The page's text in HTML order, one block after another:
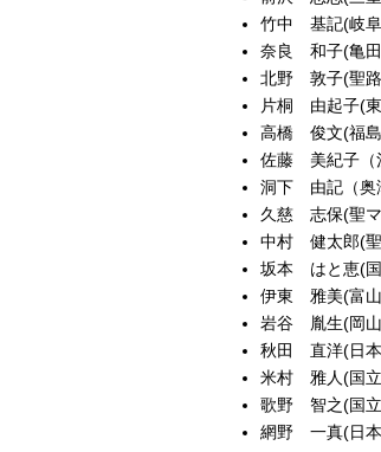
竹中 基記(岐
奈良 和子(亀
北野 敦子(聖
片桐 由起子(
高橋 俊文(福島
佐藤 美紀子（
洞下 由記（奥
久慈 志保(聖
中村 健太郎(
坂本 はと恵(国
伊東 雅美(富
岩谷 胤生(岡
秋田 直洋(日本
米村 雅人(国
歌野 智之(国
網野 一真(日